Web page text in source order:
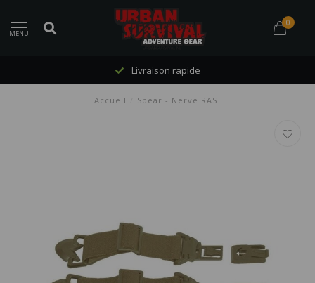
MENU
0
Livraison rapide
Accueil Spear - Nerve RAS